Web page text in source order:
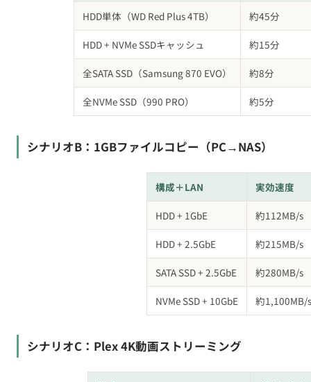
HDD + NVMe SSDキャッシュ 約15分
全SATA SSD（Samsung 870 EVO） 約8分
全NVMe SSD（990 PRO） 約5分
シナリオB：1GBファイルコピー（PC→NAS）
構成＋LAN 実効速度
HDD + 1GbE 約112MB/s
HDD + 2.5GbE 約215MB/s
SATA SSD + 2.5GbE 約280MB/s
NVMe SSD + 10GbE 約1,100MB/s
シナリオC：Plex 4K動画ストリーミング
構成
HDD + DS223j (ARM) ○（同時1本